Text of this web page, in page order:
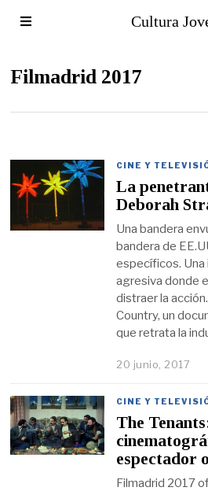
Cultura
Filmadrid 2017
CINE Y
La
Deborah
Una bandera
bandera de
específicos.
agresiva donde
distraer la
Country, un
que retrata la
20 junio, 2017
CINE Y
The
espectador
Filmadrid 2017